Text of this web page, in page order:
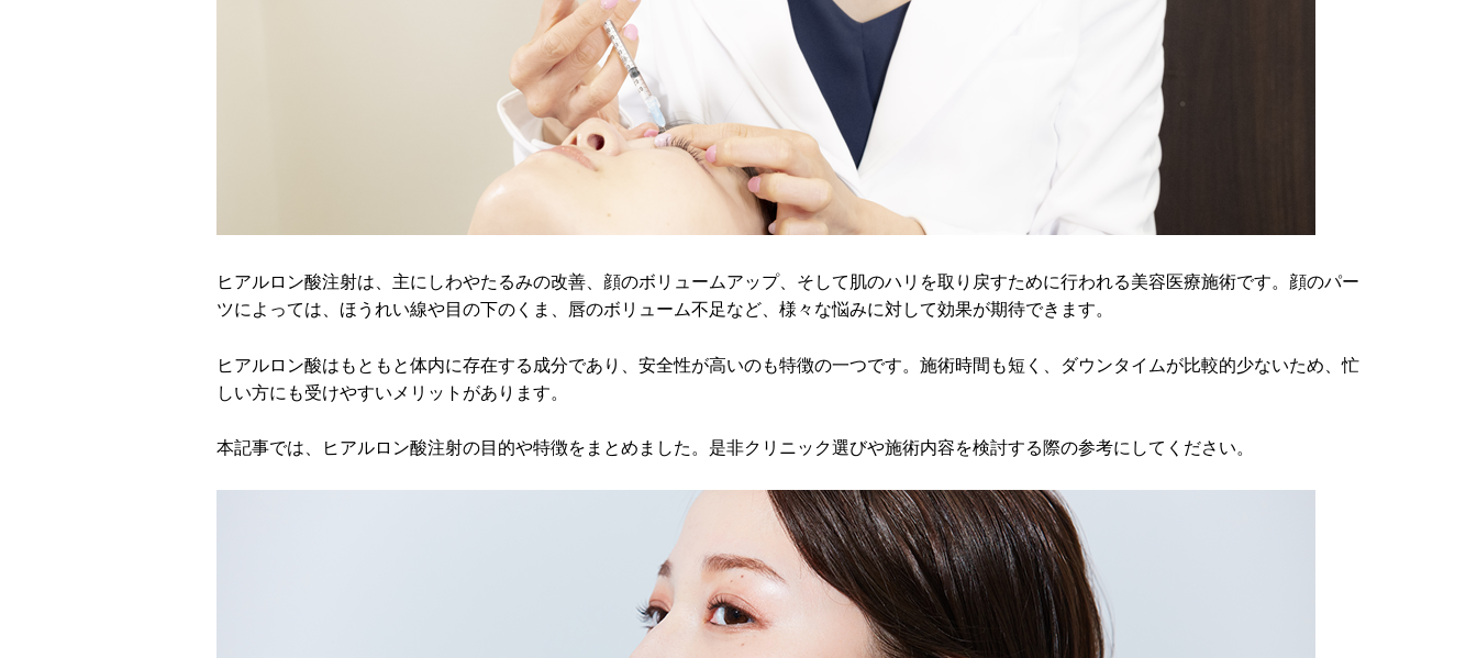
ヒアルロン酸注射は、主にしわやたるみの改善、顔のボリュームアップ、そして肌のハリを取り戻すために行われる美容医療施術です。顔のパー
ツによっては、ほうれい線や目の下のくま、唇のボリューム不足など、様々な悩みに対して効果が期待できます。
ヒアルロン酸はもともと体内に存在する成分であり、安全性が高いのも特徴の一つです。施術時間も短く、ダウンタイムが比較的少ないため、忙
しい方にも受けやすいメリットがあります。
本記事では、ヒアルロン酸注射の目的や特徴をまとめました。是非クリニック選びや施術内容を検討する際の参考にしてください。